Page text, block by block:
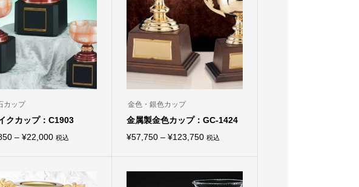
カップ
クカップ：C1903
– ¥22,000価
¥14,850
税込
金色・銀色カップ
金属製金色カップ：GC-1424
¥57,750 – ¥123,750価
¥57,750
税込
の
品